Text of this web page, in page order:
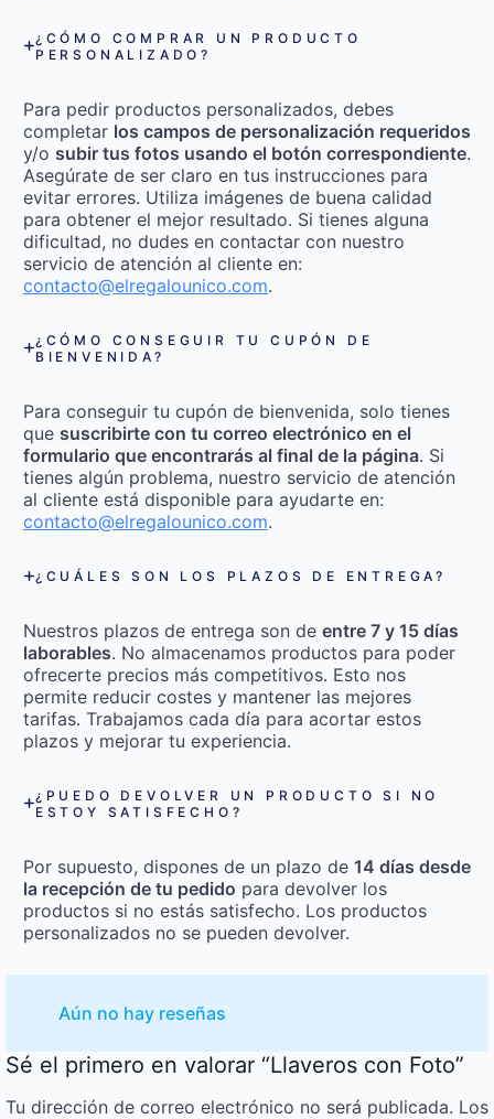
¿CÓMO COMPRAR UN PRODUCTO
PERSONALIZADO?
Para pedir productos personalizados, debes
completar los campos de personalización requeridos
y/o subir tus fotos usando el botón correspondiente.
Asegúrate de ser claro en tus instrucciones para
evitar errores. Utiliza imágenes de buena calidad
para obtener el mejor resultado. Si tienes alguna
dificultad, no dudes en contactar con nuestro
servicio de atención al cliente en:
contacto@elregalounico.com.
¿CÓMO CONSEGUIR TU CUPÓN DE
BIENVENIDA?
Para conseguir tu cupón de bienvenida, solo tienes
que suscribirte con tu correo electrónico en el
formulario que encontrarás al final de la página. Si
tienes algún problema, nuestro servicio de atención
al cliente está disponible para ayudarte en:
contacto@elregalounico.com.
¿CUÁLES SON LOS PLAZOS DE ENTREGA?
Nuestros plazos de entrega son de entre 7 y 15 días
laborables. No almacenamos productos para poder
ofrecerte precios más competitivos. Esto nos
permite reducir costes y mantener las mejores
tarifas. Trabajamos cada día para acortar estos
plazos y mejorar tu experiencia.
¿PUEDO DEVOLVER UN PRODUCTO SI NO
ESTOY SATISFECHO?
Por supuesto, dispones de un plazo de 14 días desde
la recepción de tu pedido para devolver los
productos si no estás satisfecho. Los productos
personalizados no se pueden devolver.
Aún no hay reseñas
Sé el primero en valorar “Llaveros con Foto”
Tu dirección de correo electrónico no será publicada. Los